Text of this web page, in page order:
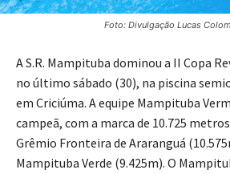
Foto: Divulgação Lucas
A S.R. Mampituba dominou a II Copa
no último sábado (30), na piscina
em Criciúma. A equipe Mampituba
campeã, com a marca de 10.725
Grêmio Fronteira de Araranguá
Mampituba Verde (9.425m). O